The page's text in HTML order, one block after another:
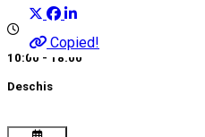
Copied!
10:00 - 18:00
Deschis